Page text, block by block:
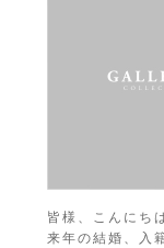
皆様、こんにち
来年の結婚、入